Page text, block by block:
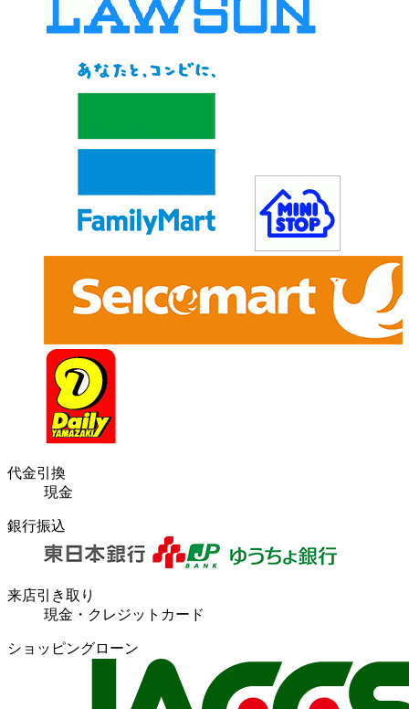
代金引換
現金
銀行振込
来店引き取り
現金・クレジットカード
ショッピングローン